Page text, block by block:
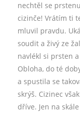
nechtěl se
cizinče! Vrátím ti
mluvil pravdu.
soudit a živý ze
navlékl si prsten
Obloha, do té
a spustila se
skrýš. Cizinec
dříve. Jen na